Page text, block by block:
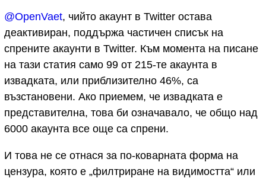
@OpenVaet, чийто акаунт в Twitter остава
деактивиран, поддържа частичен списък на
спрените акаунти в Twitter. Към момента на писане
на тази статия само 99 от 215-те акаунта в
извадката, или приблизително 46%, са
възстановени. Ако приемем, че извадката е
представителна, това би означавало, че общо над
6000 акаунта все още са спрени.
И това не се отнася за по-коварната форма на
цензура, която е „филтриране на видимостта“ или